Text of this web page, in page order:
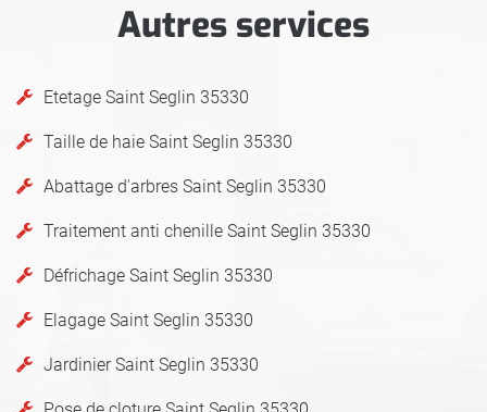
Autres services
Etetage Saint Seglin 35330
Taille de haie Saint Seglin 35330
Abattage d'arbres Saint Seglin 35330
Traitement anti chenille Saint Seglin 35330
Défrichage Saint Seglin 35330
Elagage Saint Seglin 35330
Jardinier Saint Seglin 35330